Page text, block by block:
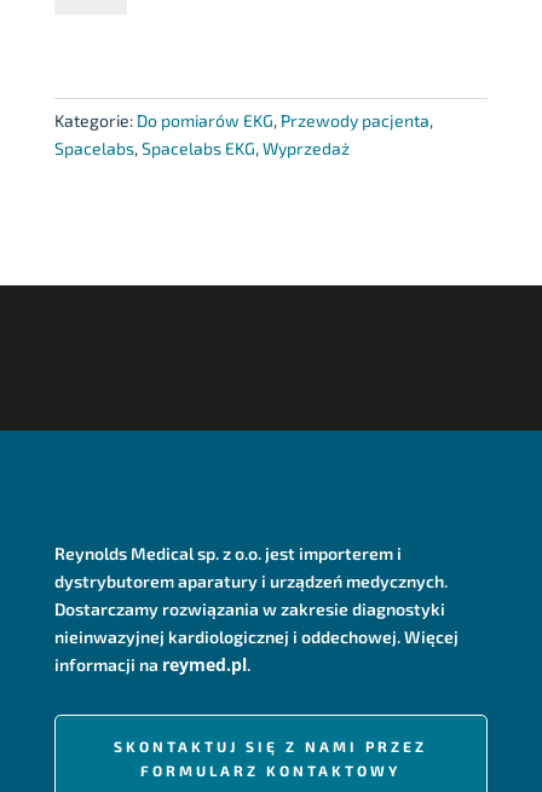
długie
Kategorie: Do pomiarów EKG, Przewody pacjenta,
Spacelabs, Spacelabs EKG, Wyprzedaż
Reynolds Medical sp. z o.o. jest importerem i
dystrybutorem aparatury i urządzeń medycznych.
Dostarczamy rozwiązania w zakresie diagnostyki
nieinwazyjnej kardiologicznej i oddechowej. Więcej
informacji na reymed.pl.
SKONTAKTUJ SIĘ Z NAMI PRZEZ
FORMULARZ KONTAKTOWY